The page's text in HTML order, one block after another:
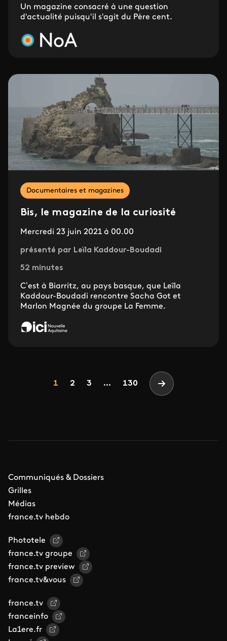
Un magazine consacré à une question
d'actualité puisqu'il s'agit du Père cent.
Documentaires et magazines
Bis, le magazine de la curiosité
Mercredi 23 juin 2021 à 00.00
présenté par Leïla Kaddour-Boudadi
52 minutes
C’est à Biarritz, au pays basque, que Leïla
Kaddour-Boudadi rencontre Sacha Got et
Marlon Magnée du groupe La Femme.
Page
1 Page
2 Page
3 ... 130 Page suivante
Communiqués & Dossiers
Grilles
Médias
france.tv hebdo
Phototele
france.tv groupe
france.tv preview
france.tv&vous
france.tv
franceinfo
La1ere.fr